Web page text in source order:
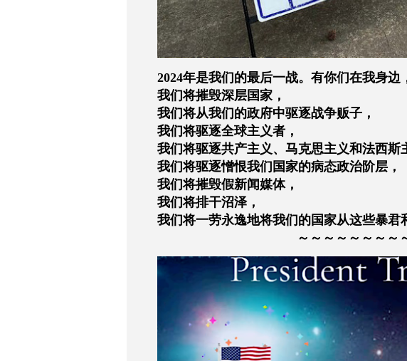
2024年是我们的最后一战。有你们在我身边
我们将摧毁深层国家，
我们将从我们的政府中驱逐战争贩子，
我们将驱逐全球主义者，
我们将驱逐共产主义、马克思主义和法西斯
我们将驱逐憎恨我们国家的病态政治阶层，
我们将摧毁假新闻媒体，
我们将排干沼泽，
我们将一劳永逸地将我们的国家从这些暴君
～～～～～～～～